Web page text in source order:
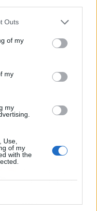
Outs
of my
my
my
Use,
of my
with the
deportes como el hockey